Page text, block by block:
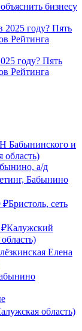
бизнесу
году? Пять
Рейтинга
Бабынинского и
а/д
Бабынино
₽Бристоль, сеть
₽Калужский
Елена
область)